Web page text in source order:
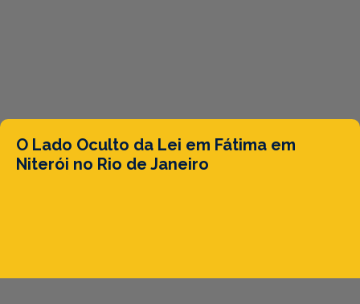
O Lado Oculto da Lei em Fátima em
Niterói no Rio de Janeiro